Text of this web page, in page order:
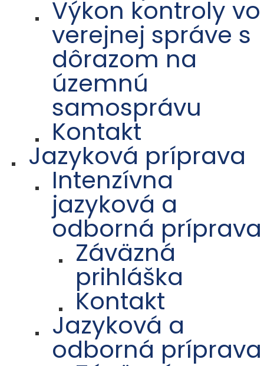
Výkon kontroly vo
verejnej správe s
dôrazom na
územnú
samosprávu
Kontakt
Jazyková príprava
Intenzívna
jazyková a
odborná príprava
Záväzná
prihláška
Kontakt
Jazyková a
odborná príprava